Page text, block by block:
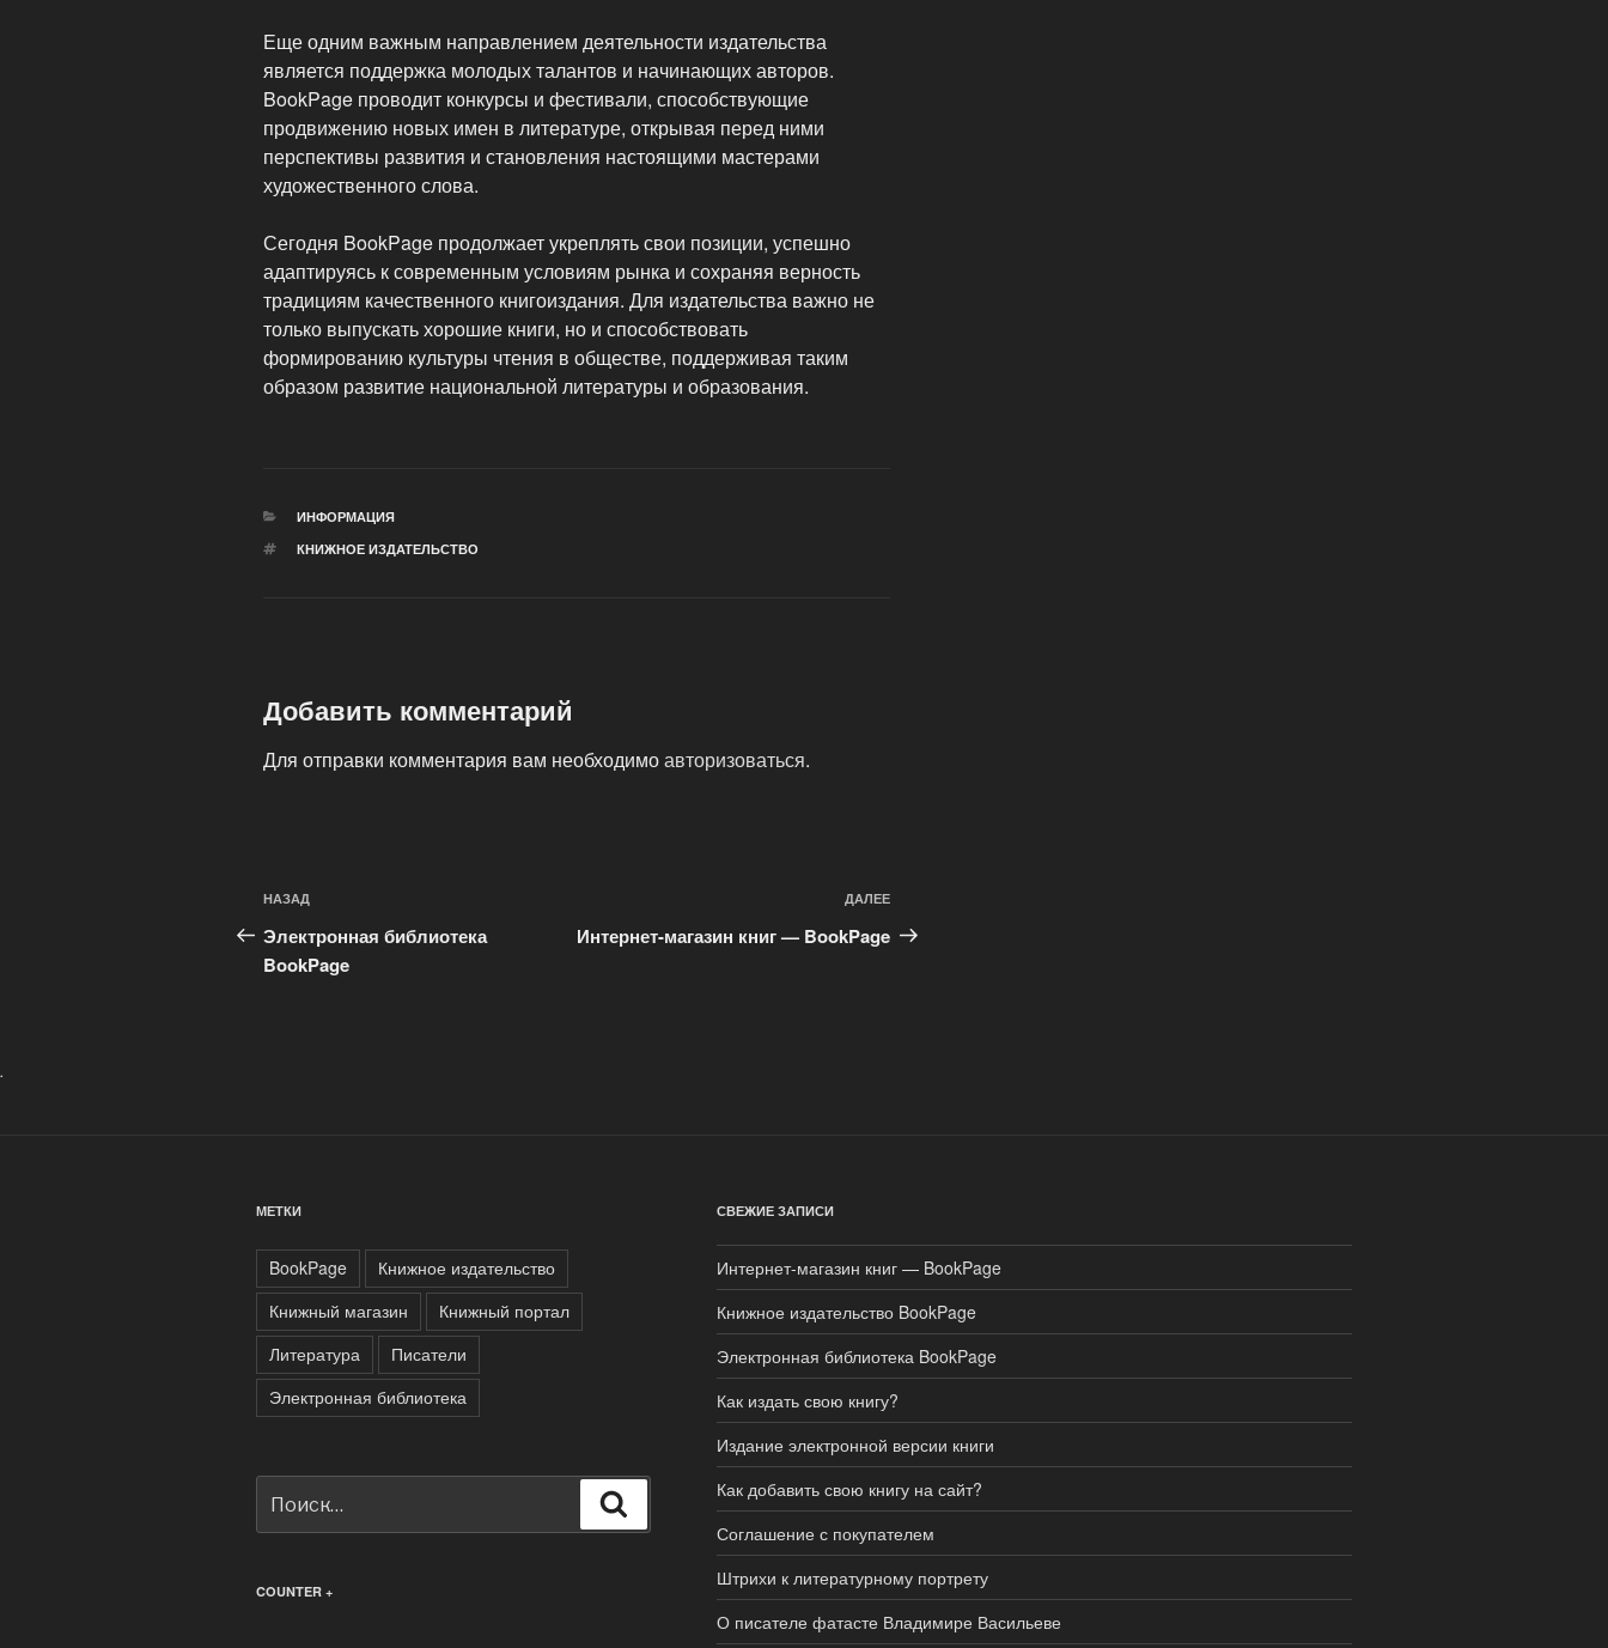
Еще одним важным направлением деятельности издательства
является поддержка молодых талантов и начинающих авторов.
BookPage проводит конкурсы и фестивали, способствующие
продвижению новых имен в литературе, открывая перед ними
перспективы развития и становления настоящими мастерами
художественного слова.
Сегодня BookPage продолжает укреплять свои позиции, успешно
адаптируясь к современным условиям рынка и сохраняя верность
традициям качественного книгоиздания. Для издательства важно не
только выпускать хорошие книги, но и способствовать
формированию культуры чтения в обществе, поддерживая таким
образом развитие национальной литературы и образования.
РУБРИКИ
ИНФОРМАЦИЯ
МЕТКИ
КНИЖНОЕ ИЗДАТЕЛЬСТВО
Добавить комментарий
Для отправки комментария вам необходимоавторизоваться.
Навигация
по
записям
Предыдущая
запись:
НАЗАД
Электронная библиотека
BookPage
запись
ДАЛЕЕ
Интернет-магазин книг — BookPage
.
МЕТКИ
BookPage
Книжное издательство
Книжный магазин
Книжный портал
Литература
Писатели
Электронная библиотека
COUNTER +
СВЕЖИЕ ЗАПИСИ
Интернет-магазин книг — BookPage
Книжное издательство BookPage
Электронная библиотека BookPage
Как издать свою книгу?
Издание электронной версии книги
Как добавить свою книгу на сайт?
Соглашение с покупателем
Штрихи к литературному портрету
О писателе фатасте Владимире Васильеве